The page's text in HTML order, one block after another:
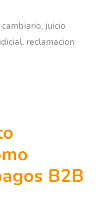
, juicio
, reclamacion
B2B